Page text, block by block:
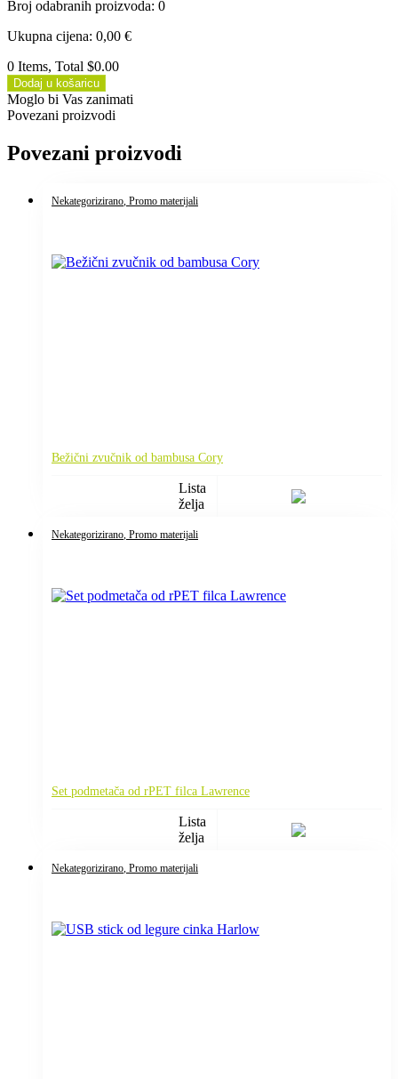
Broj odabranih proizvoda: 0
Ukupna cijena: 0,00 €
0 Items, Total $0.00
Dodaj u košaricu
Moglo bi Vas zanimati
Povezani proizvodi
Povezani proizvodi
Nekategorizirano , Promo materijali
Bežični zvučnik od bambusa Cory
Lista
želja
Nekategorizirano , Promo materijali
Set podmetača od rPET filca Lawrence
Lista
želja
Nekategorizirano , Promo materijali